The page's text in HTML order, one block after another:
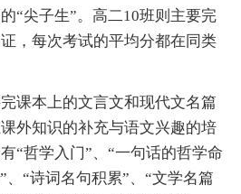
“尖子生”。高二10班则主要完
，每次考试的平均分都在同类
课本上的文言文和现代文名篇
外知识的补充与语文兴趣的培
“哲学入门”、“一句话的哲学命
、“诗词名句积累”、“文学名篇